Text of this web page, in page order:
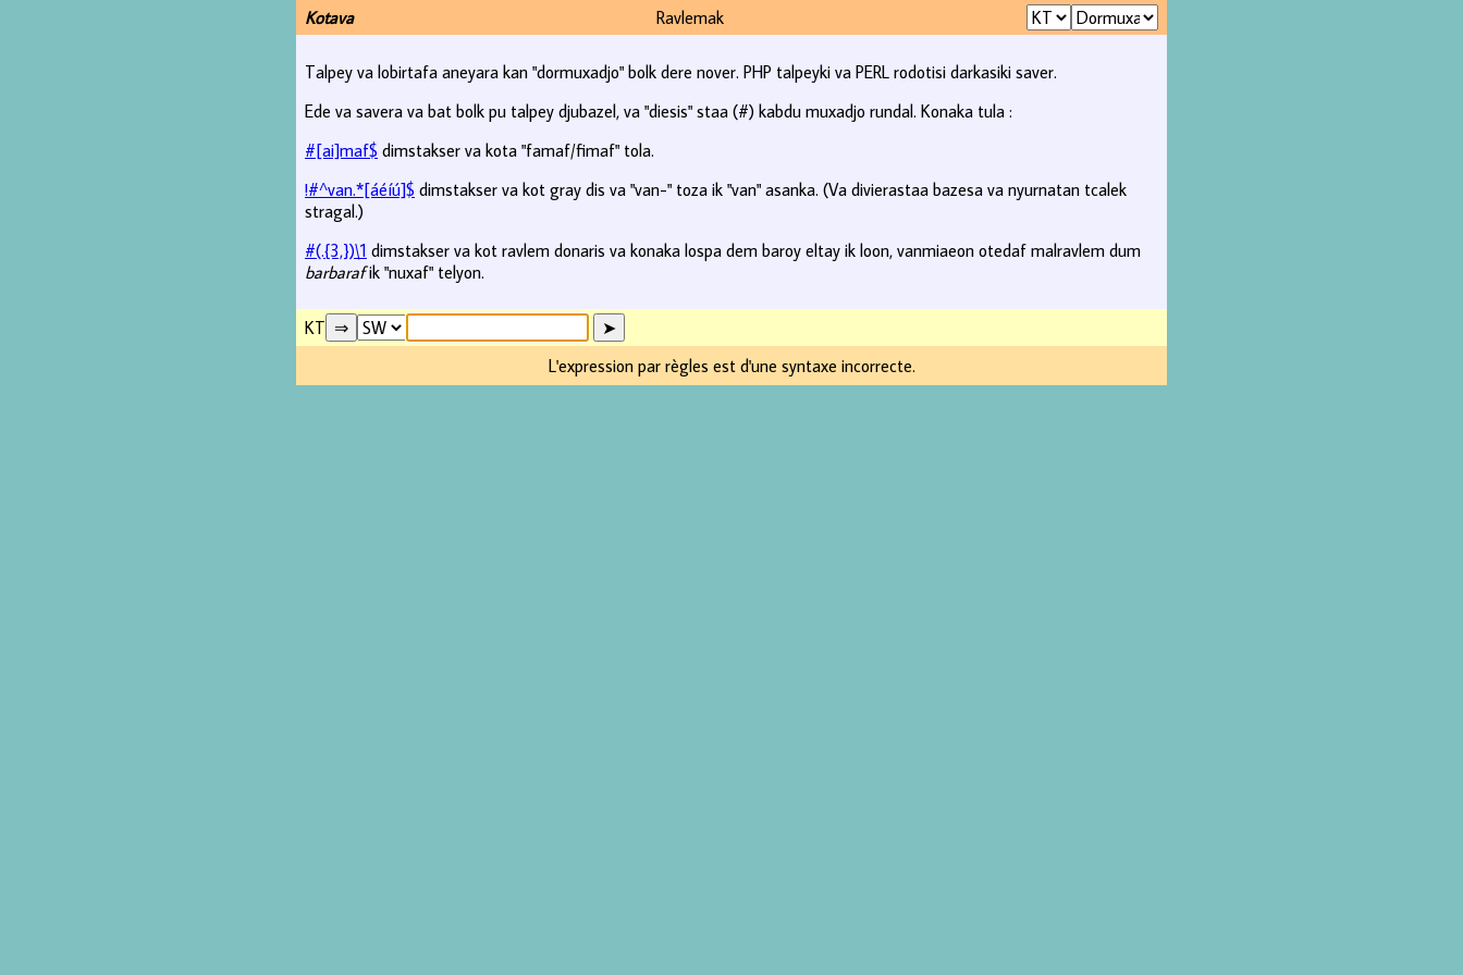
Kotava Ravlemak
Talpey va lobirtafa aneyara kan "dormuxadjo" bolk dere nover. PHP talpeyki va PERL rodotisi darkasiki saver.
Ede va savera va bat bolk pu talpey djubazel, va "diesis" staa (#) kabdu muxadjo rundal. Konaka tula :
#[ai]maf$ dimstakser va kota "famaf/fimaf" tola.
!#^van.*[áéíú]$ dimstakser va kot gray dis va "van-" toza ik "van" asanka. (Va divierastaa bazesa va nyurnatan tcalek
stragal.)
#(.{3,})\1 dimstakser va kot ravlem donaris va konaka lospa dem baroy eltay ik loon, vanmiaeon otedaf malravlem dum
barbarafik "nuxaf" telyon.
KT
L'expression par règles est d'une syntaxe incorrecte.